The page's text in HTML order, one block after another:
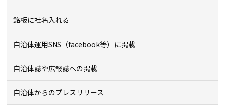
銘板に社名入れる
自治体運用SNS（facebook等）に掲載
自治体誌や広報誌への掲載
自治体からのプレスリリース